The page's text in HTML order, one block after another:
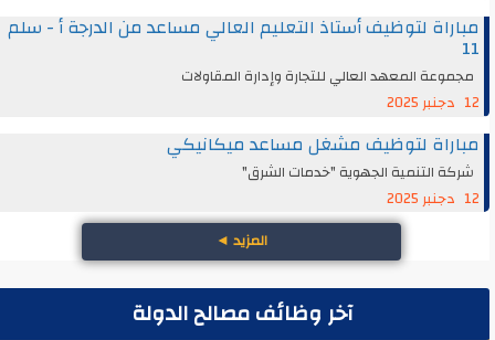
مباراة لتوظيف أستاذ التعليم العالي مساعد من الدرجة أ - سلم
11
مجموعة المعهد العالي للتجارة وإدارة المقاولات
12 دجنبر 2025
مباراة لتوظيف مشغل مساعد ميكانيكي
شركة التنمية الجهوية "خدمات الشرق"
12 دجنبر 2025
المزيد◄
آخر وظائف مصالح الدولة